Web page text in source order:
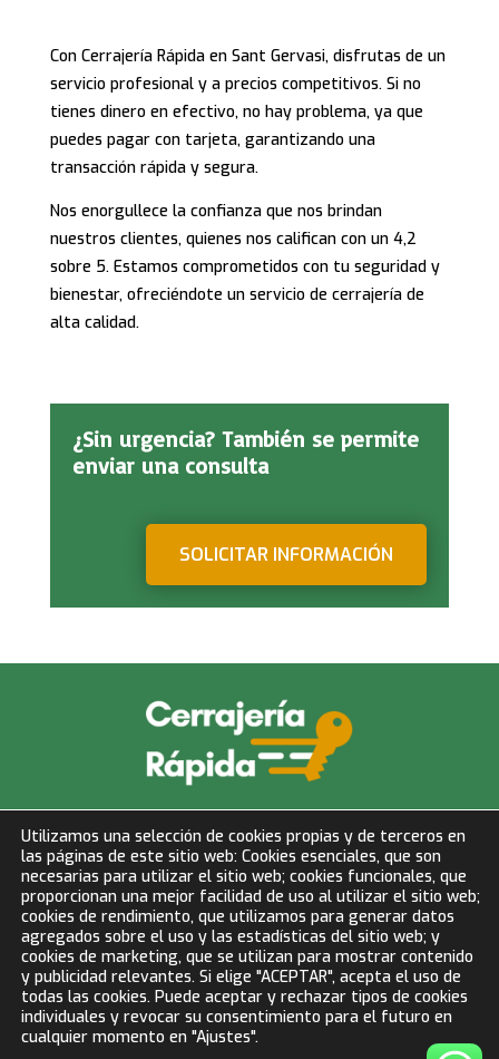
Con Cerrajería Rápida en Sant Gervasi, disfrutas de un
servicio profesional y a precios competitivos. Si no
tienes dinero en efectivo, no hay problema, ya que
puedes pagar con tarjeta, garantizando una
transacción rápida y segura.
Nos enorgullece la confianza que nos brindan
nuestros clientes, quienes nos califican con un 4,2
sobre 5. Estamos comprometidos con tu seguridad y
bienestar, ofreciéndote un servicio de cerrajería de
alta calidad.
¿Sin urgencia? También se permite
enviar una consulta
SOLICITAR INFORMACIÓN
info@cerrajeriarapida.net
677 153 750
LLAMAR AHORA
BLOG
Aviso Legal
Utilizamos una selección de cookies propias y de terceros en
las páginas de este sitio web: Cookies esenciales, que son
necesarias para utilizar el sitio web; cookies funcionales, que
proporcionan una mejor facilidad de uso al utilizar el sitio web;
cookies de rendimiento, que utilizamos para generar datos
agregados sobre el uso y las estadísticas del sitio web; y
cookies de marketing, que se utilizan para mostrar contenido
y publicidad relevantes. Si elige "ACEPTAR", acepta el uso de
todas las cookies. Puede aceptar y rechazar tipos de cookies
individuales y revocar su consentimiento para el futuro en
cualquier momento en "Ajustes".